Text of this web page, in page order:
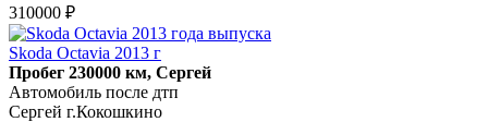
310000 ₽
Skoda Octavia 2013 г
Пробег 230000 км, Сергей
Автомобиль после дтп
Сергей г.Кокошкино